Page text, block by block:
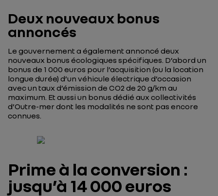
Deux nouveaux bonus
annoncés
Le gouvernement a également annoncé deux
nouveaux bonus écologiques spécifiques. D’abord un
bonus de 1 000 euros pour l’acquisition (ou la location
longue durée) d’un véhicule électrique d’occasion
avec un taux d’émission de CO2 de 20 g/km au
maximum. Et aussi un bonus dédié aux collectivités
d’Outre-mer dont les modalités ne sont pas encore
connues.
Prime à la conversion :
jusqu’à 14 000 euros